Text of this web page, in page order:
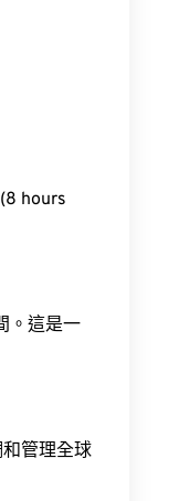
hours
。這是一
管理全球